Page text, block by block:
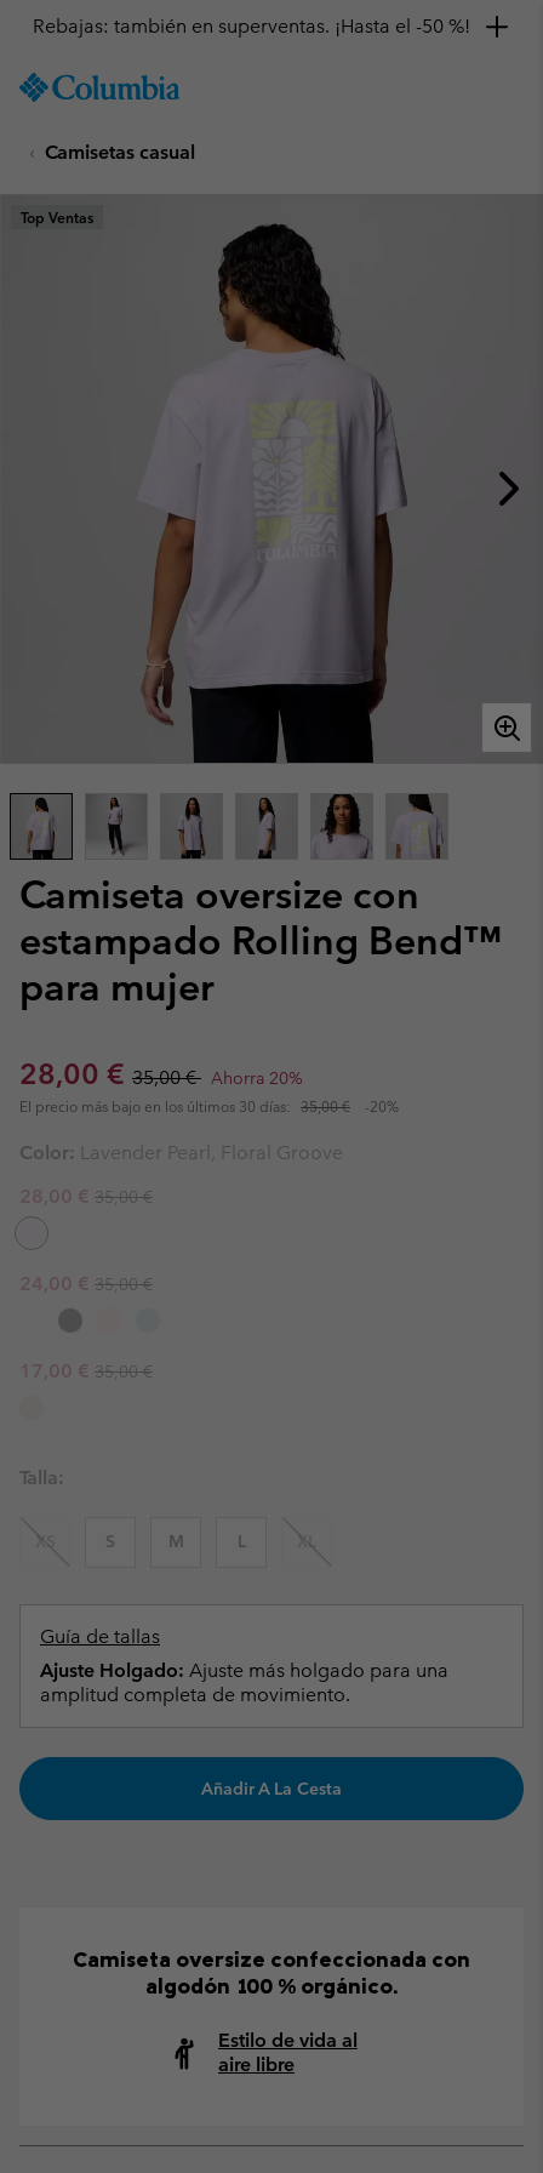
TO
SKIP
MAIN
NAV
Rebajas: también en superventas. ¡Hasta el -50 %!
Camisetas casual
Camiseta oversize con
estampado Rolling Bend™
para mujer
Sale price:
28,00 € Regular price:
35,00 € Ahorra 20%
El precio más bajo en los últimos 30 días: 35,00 € -20%
Top Ventas
Color:
Lavender Pearl, Floral Groove
Sale price:
28,00 € Regular price:
35,00 €
Sale price:
24,00 € Regular price:
35,00 €
Sale price:
17,00 € Regular price:
35,00 €
Talla:
XS S M L XL
Guía de tallas
Ajuste Holgado: Ajuste más holgado para una
amplitud completa de movimiento.
Añadir A La Cesta
Camiseta oversize confeccionada con
algodón 100 % orgánico.
Estilo de vida al
aire libre